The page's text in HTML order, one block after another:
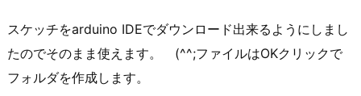
スケッチをarduino IDEでダウンロード出来るようにしまし
たのでそのまま使えます。 (^^;ファイルはOKクリックで
フォルダを作成します。